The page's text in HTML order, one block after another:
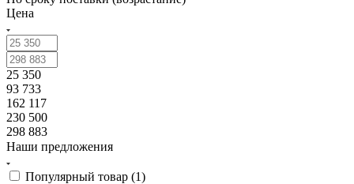
Цена
25 350
93 733
162 117
230 500
298 883
Наши предложения
Популярный товар (1)